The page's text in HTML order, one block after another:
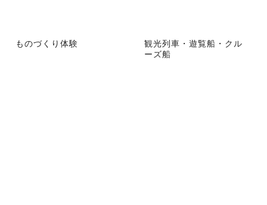
ものづくり体験
観光列車・遊覧船・クル
ーズ船